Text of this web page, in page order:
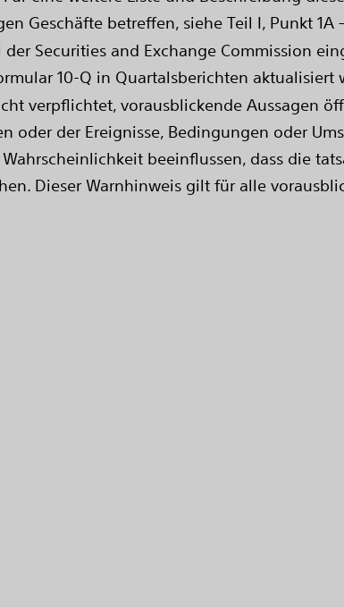
Geschäfte betreffen, siehe Teil I, Punkt 1A
Securities and Exchange Commission
10-Q in Quartalsberichten
verpflichtet, vorausblickende Aussagen
oder der Ereignisse, Bedingungen oder
beeinflussen, dass die
Dieser Warnhinweis gilt für alle